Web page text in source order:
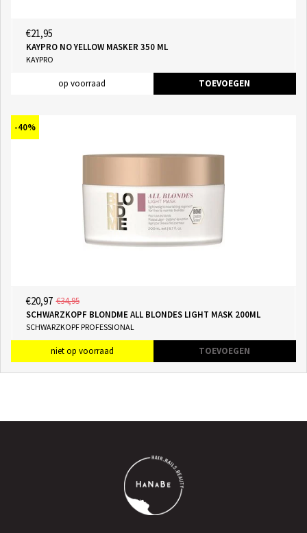
€21,95
KAYPRO NO YELLOW MASKER 350 ML
KAYPRO
op voorraad TOEVOEGEN
-40%
€20,97 €34,95
SCHWARZKOPF BLONDME ALL BLONDES LIGHT MASK 200ML
SCHWARZKOPF PROFESSIONAL
niet op voorraad TOEVOEGEN